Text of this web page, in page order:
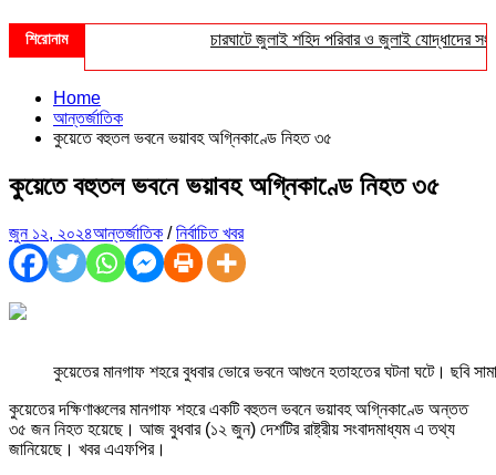
শিরোনাম চারঘাটে জুলাই শহিদ পরিবার ও জুলাই যোদ্ধাদের সংবর্ধনা
Home
আন্তর্জাতিক
কুয়েতে বহুতল ভবনে ভয়াবহ অগ্নিকাণ্ডে নিহত ৩৫
কুয়েতে বহুতল ভবনে ভয়াবহ অগ্নিকাণ্ডে নিহত ৩৫
জুন ১২, ২০২৪আন্তর্জাতিক /নির্বাচিত খবর
কুয়েতের মানগাফ শহরে বুধবার ভোরে ভবনে আগুনে হতাহতের ঘটনা ঘটে। ছবি
কুয়েতের দক্ষিণাঞ্চলের মানগাফ শহরে একটি বহুতল ভবনে ভয়াবহ অগ্নিকাণ্ডে অন্তত
৩৫ জন নিহত হয়েছে। আজ বুধবার (১২ জুন) দেশটির রাষ্ট্রীয় সংবাদমাধ্যম এ তথ্য
জানিয়েছে। খবর এএফপির।